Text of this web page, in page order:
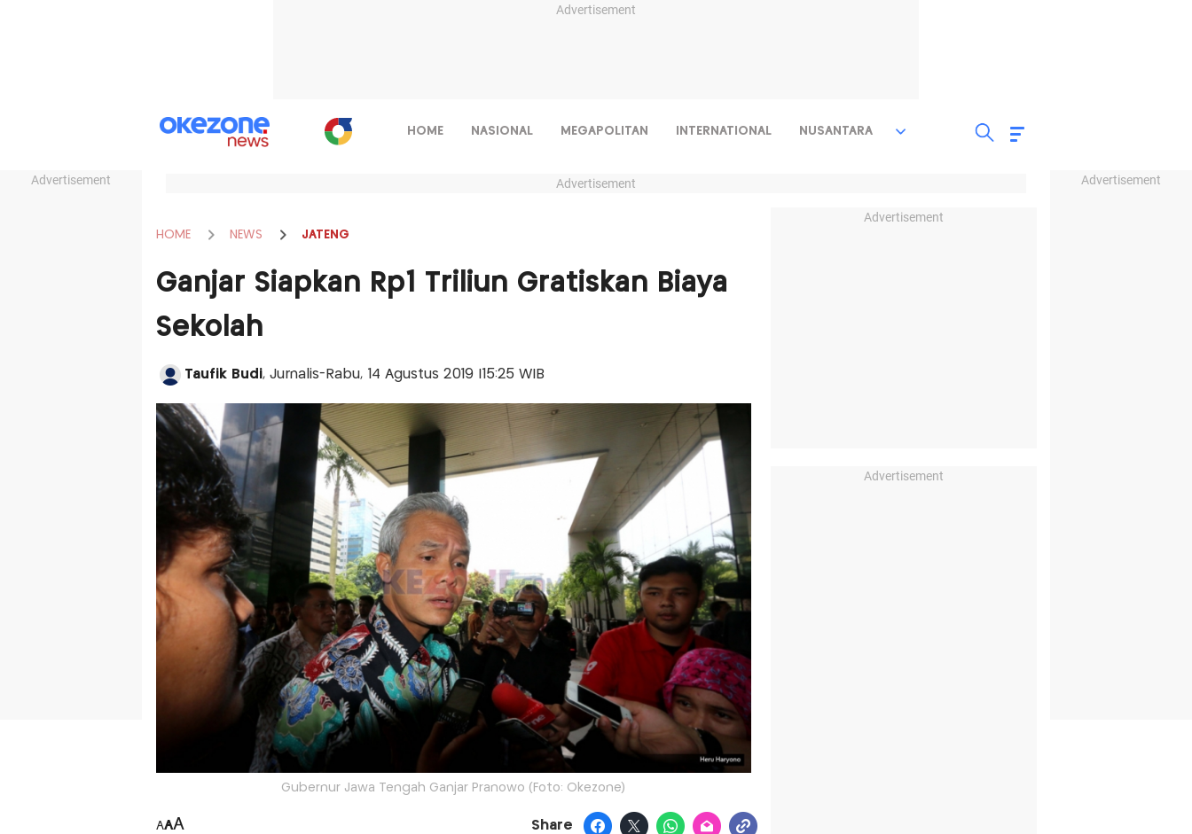
Advertisement
Advertisement Advertisement
HOME NASIONAL MEGAPOLITAN INTERNATIONAL NUSANTARA
Advertisement
HOME NEWS JATENG
Ganjar Siapkan Rp1 Triliun Gratiskan Biaya
Sekolah
Taufik Budi, Jurnalis-Rabu, 14 Agustus 2019 |15:25 WIB
Gubernur Jawa Tengah Ganjar Pranowo (Foto: Okezone)
AAA Share
Advertisement
Advertisement